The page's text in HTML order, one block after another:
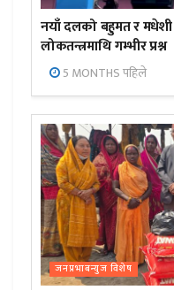
नयाँ दलको बहुमत र
लोकतन्त्रमाथि गम्भीर प्रश्न
5 MONTHS पहिले
जनप्रभाबन्युज विशेष